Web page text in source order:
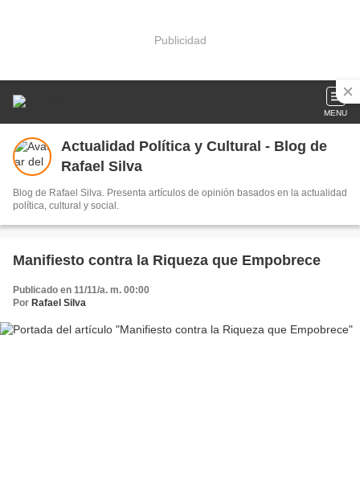
Publicidad
MENU
Actualidad Política y Cultural - Blog de
Rafael Silva
Blog de Rafael Silva. Presenta artículos de opinión basados en la actualidad
política, cultural y social.
Manifiesto contra la Riqueza que Empobrece
Publicado en 11/11/a. m. 00:00
Por Rafael Silva